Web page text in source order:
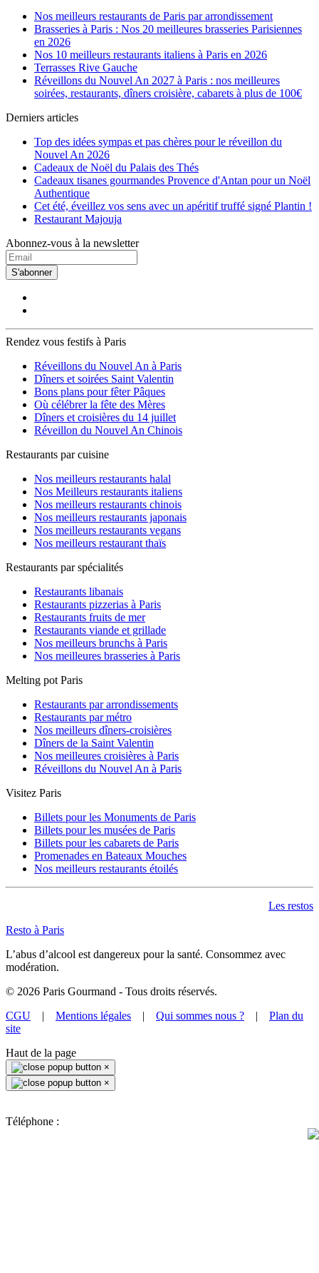
Nos meilleurs restaurants de Paris par arrondissement
Brasseries à Paris : Nos 20 meilleures brasseries Parisiennes
en 2026
Nos 10 meilleurs restaurants italiens à Paris en 2026
Terrasses Rive Gauche
Réveillons du Nouvel An 2027 à Paris : nos meilleures
soirées, restaurants, dîners croisière, cabarets à plus de 100€
Derniers articles
Top des idées sympas et pas chères pour le réveillon du
Nouvel An 2026
Cadeaux de Noël du Palais des Thés
Cadeaux tisanes gourmandes Provence d'Antan pour un Noël
Authentique
Cet été, éveillez vos sens avec un apéritif truffé signé Plantin !
Restaurant Majouja
Abonnez-vous à la newsletter
S'abonner
Rendez vous festifs à Paris
Réveillons du Nouvel An à Paris
Dîners et soirées Saint Valentin
Bons plans pour fêter Pâques
Où célébrer la fête des Mères
Dîners et croisières du 14 juillet
Réveillon du Nouvel An Chinois
Restaurants par cuisine
Nos meilleurs restaurants halal
Nos Meilleurs restaurants italiens
Nos meilleurs restaurants chinois
Nos meilleurs restaurants japonais
Nos meilleurs restaurants vegans
Nos meilleurs restaurant thaïs
Restaurants par spécialités
Restaurants libanais
Restaurants pizzerias à Paris
Restaurants fruits de mer
Restaurants viande et grillade
Nos meilleurs brunchs à Paris
Nos meilleures brasseries à Paris
Melting pot Paris
Restaurants par arrondissements
Restaurants par métro
Nos meilleurs dîners-croisières
Dîners de la Saint Valentin
Nos meilleures croisières à Paris
Réveillons du Nouvel An à Paris
Visitez Paris
Billets pour les Monuments de Paris
Billets pour les musées de Paris
Billets pour les cabarets de Paris
Promenades en Bateaux Mouches
Nos meilleurs restaurants étoilés
Les restos
Resto à Paris
L’abus d’alcool est dangereux pour la santé. Consommez avec
modération.
© 2026 Paris Gourmand - Tous droits réservés.
CGU | Mentions légales | Qui sommes nous ? | Plan du
site
Haut de la page
×
×
Téléphone :